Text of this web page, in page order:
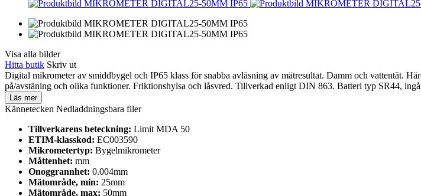
Visa alla bilder
Hitta butik Skriv ut
Digital mikrometer av smiddbygel och IP65 klass för snabba avläsning av mätresultat. Damm och vattentät.
på/avstäning och olika funktioner. Friktionshylsa och låsvred. Tillverkad enligt DIN 863. Batteri typ SR44,
Läs mer
Kännetecken Nedladdningsbara filer
Tillverkarens beteckning: Limit MDA 50
ETIM-klasskod: EC003590
Mikrometertyp: Bygelmikrometer
Måttenhet: mm
Onoggrannhet: 0.004mm
Mätområde, min: 25mm
Mätområde, max: 50mm